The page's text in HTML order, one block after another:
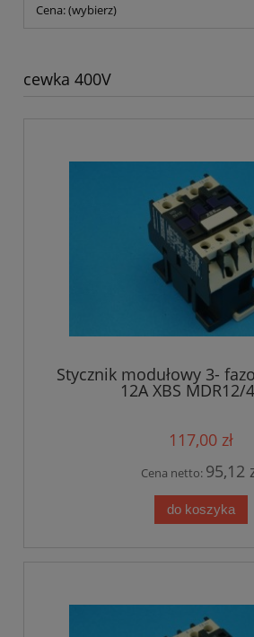
Cena: (wybierz)
cewka 400V
Stycznik modułowy 3-
12A XBS MDR12/
117,00 zł
Cena netto: 95,12
do koszyka